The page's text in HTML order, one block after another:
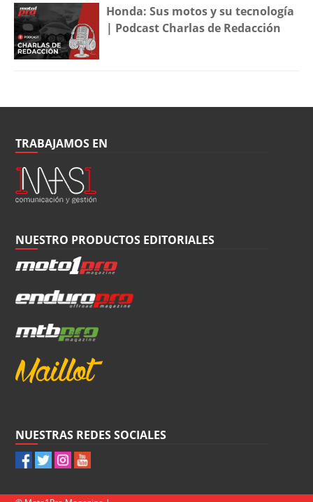
Honda: Sus motos y su tecnología
| Podcast Charlas de Redacción
TRABAJAMOS EN
NUESTRO PRODUCTOS EDITORIALES
NUESTRAS REDES SOCIALES